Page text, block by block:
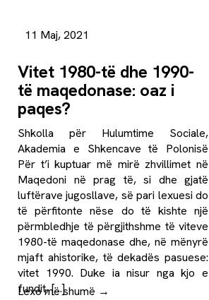
11 Maj, 2021
Vitet 1980-të dhe 1990-
të maqedonase: oaz i
paqes?
Shkolla për Hulumtime Sociale,
Akademia e Shkencave të Polonisë
Për t’i kuptuar më mirë zhvillimet në
Maqedoni në prag të, si dhe gjatë
luftërave jugosllave, së pari lexuesi do
të përfitonte nëse do të kishte një
përmbledhje të përgjithshme të viteve
1980-të maqedonase dhe, në mënyrë
mjaft ahistorike, të dekadës pasuese:
vitet 1990. Duke ia nisur nga kjo e
fundit, […]
Lexo më shumë →